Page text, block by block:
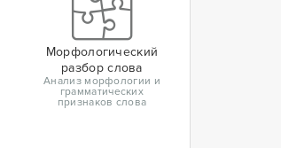
Морфологический
разбор слова
Анализ морфологии и
грамматических
признаков слова